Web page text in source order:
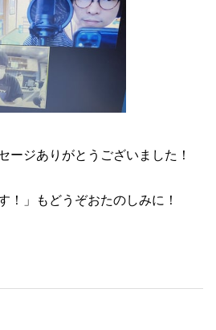
ージありがとうございました！
！」もどうぞおたのしみに！